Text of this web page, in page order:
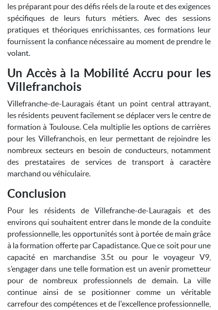
les préparant pour des défis réels de la route et des exigences
spécifiques de leurs futurs métiers. Avec des sessions
pratiques et théoriques enrichissantes, ces formations leur
fournissent la confiance nécessaire au moment de prendre le
volant.
Un Accès à la Mobilité Accru pour les
Villefranchois
Villefranche-de-Lauragais étant un point central attrayant,
les résidents peuvent facilement se déplacer vers le centre de
formation à Toulouse. Cela multiplie les options de carrières
pour les Villefranchois, en leur permettant de rejoindre les
nombreux secteurs en besoin de conducteurs, notamment
des prestataires de services de transport à caractère
marchand ou véhiculaire.
Conclusion
Pour les résidents de Villefranche-de-Lauragais et des
environs qui souhaitent entrer dans le monde de la conduite
professionnelle, les opportunités sont à portée de main grâce
à la formation offerte par Capadistance. Que ce soit pour une
capacité en marchandise 3.5t ou pour le voyageur V9,
s’engager dans une telle formation est un avenir prometteur
pour de nombreux professionnels de demain. La ville
continue ainsi de se positionner comme un véritable
carrefour des compétences et de l'excellence professionnelle,